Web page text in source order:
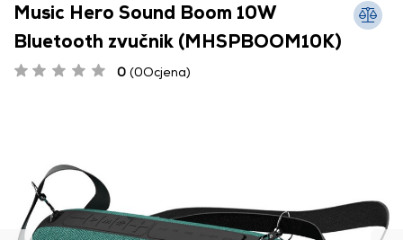
Music Hero Sound Boom 10W
Bluetooth zvučnik (MHSPBOOM10K)
0 (0Ocjena)